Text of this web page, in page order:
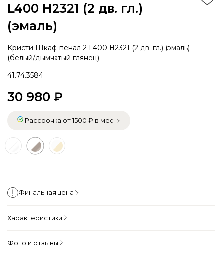
L400 H2321 (2 дв. гл.)
(эмаль)
Кристи Шкаф-пенал 2 L400 H2321 (2 дв. гл.) (эмаль)
(белый/дымчатый глянец)
41.74.3584
30 980 ₽
Рассрочка от 1500 ₽ в мес.
Финальная цена
Характеристики
Фото и отзывы